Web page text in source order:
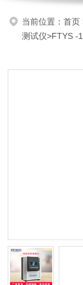
当前位置：首页
测试仪>FTYS -